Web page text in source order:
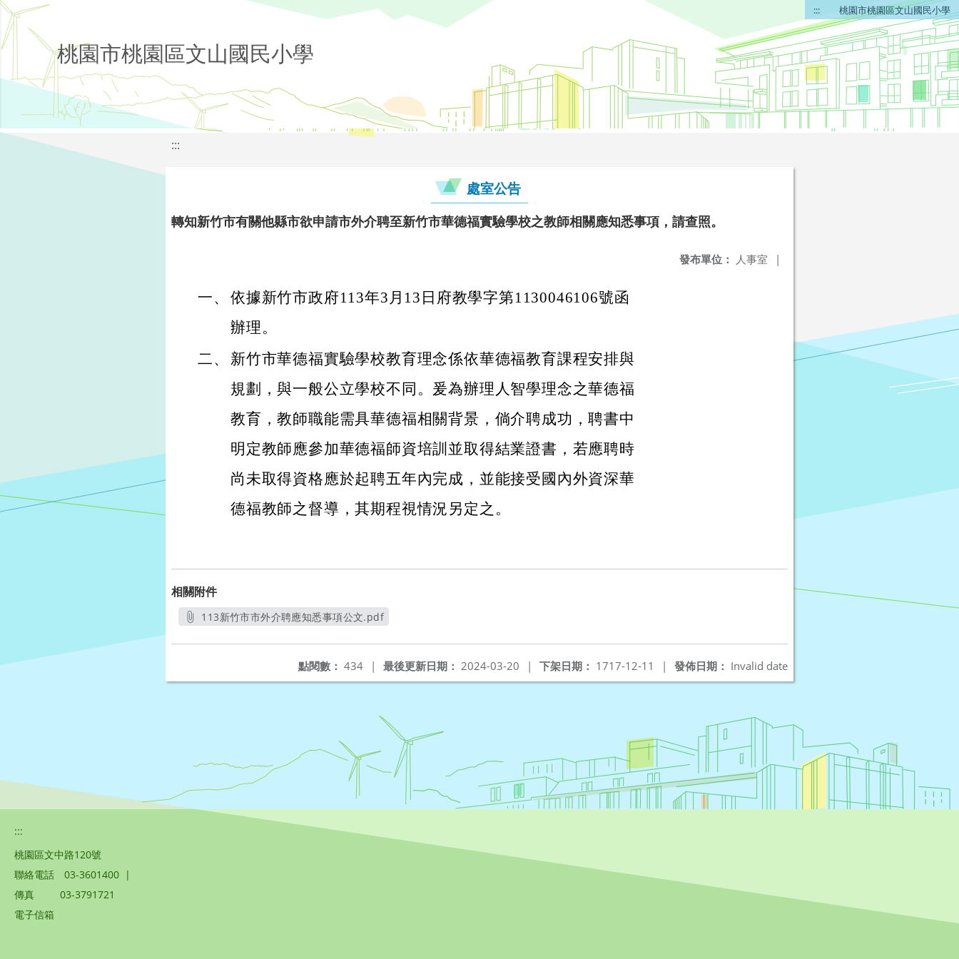
::: 桃園市桃園區文山國民小學
桃園市桃園區文山國民小學
:::
處室公告
轉知新竹市有關他縣市欲申請市外介聘至新竹市華德福實驗學校之教師相關應知悉事項，請查照。
發布單位： 人事室 |
一、 依據新竹市政府113年3月13日府教學字第1130046106號函
辦理。
二、
新竹市華德福實驗學校教育理念係依華德福教育課程安排與
規劃，與一般公立學校不同。爰為辦理人智學理念之華德福
教育，教師職能需具華德福相關背景，倘介聘成功，聘書中
明定教師應參加華德福師資培訓並取得結業證書，若應聘時
尚未取得資格應於起聘五年內完成，並能接受國內外資深華
德福教師之督導，其期程視情況另定之。
相關附件
113新竹市市外介聘應知悉事項公文.pdf
發佈日期： Invalid date
下架日期： 1717-12-11 |
最後更新日期： 2024-03-20 |
點閱數： 434 |
:::
桃園區文中路120號
聯絡電話
03-3601400 |
傳真
03-3791721
電子信箱